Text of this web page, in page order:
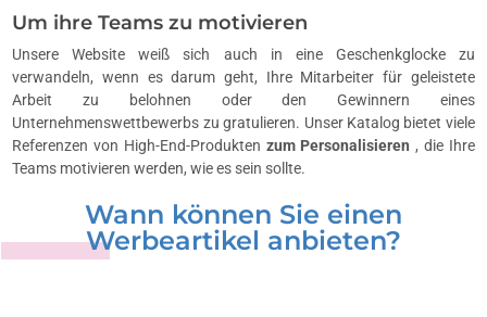
Um ihre Teams zu motivieren
Unsere Website weiß sich auch in eine Geschenkglocke zu
verwandeln, wenn es darum geht, Ihre Mitarbeiter für geleistete
Arbeit zu belohnen oder den Gewinnern eines
Unternehmenswettbewerbs zu gratulieren. Unser Katalog bietet viele
Referenzen von High-End-Produkten zum Personalisieren , die Ihre
Teams motivieren werden, wie es sein sollte.
Wann können Sie einen
Werbeartikel anbieten?